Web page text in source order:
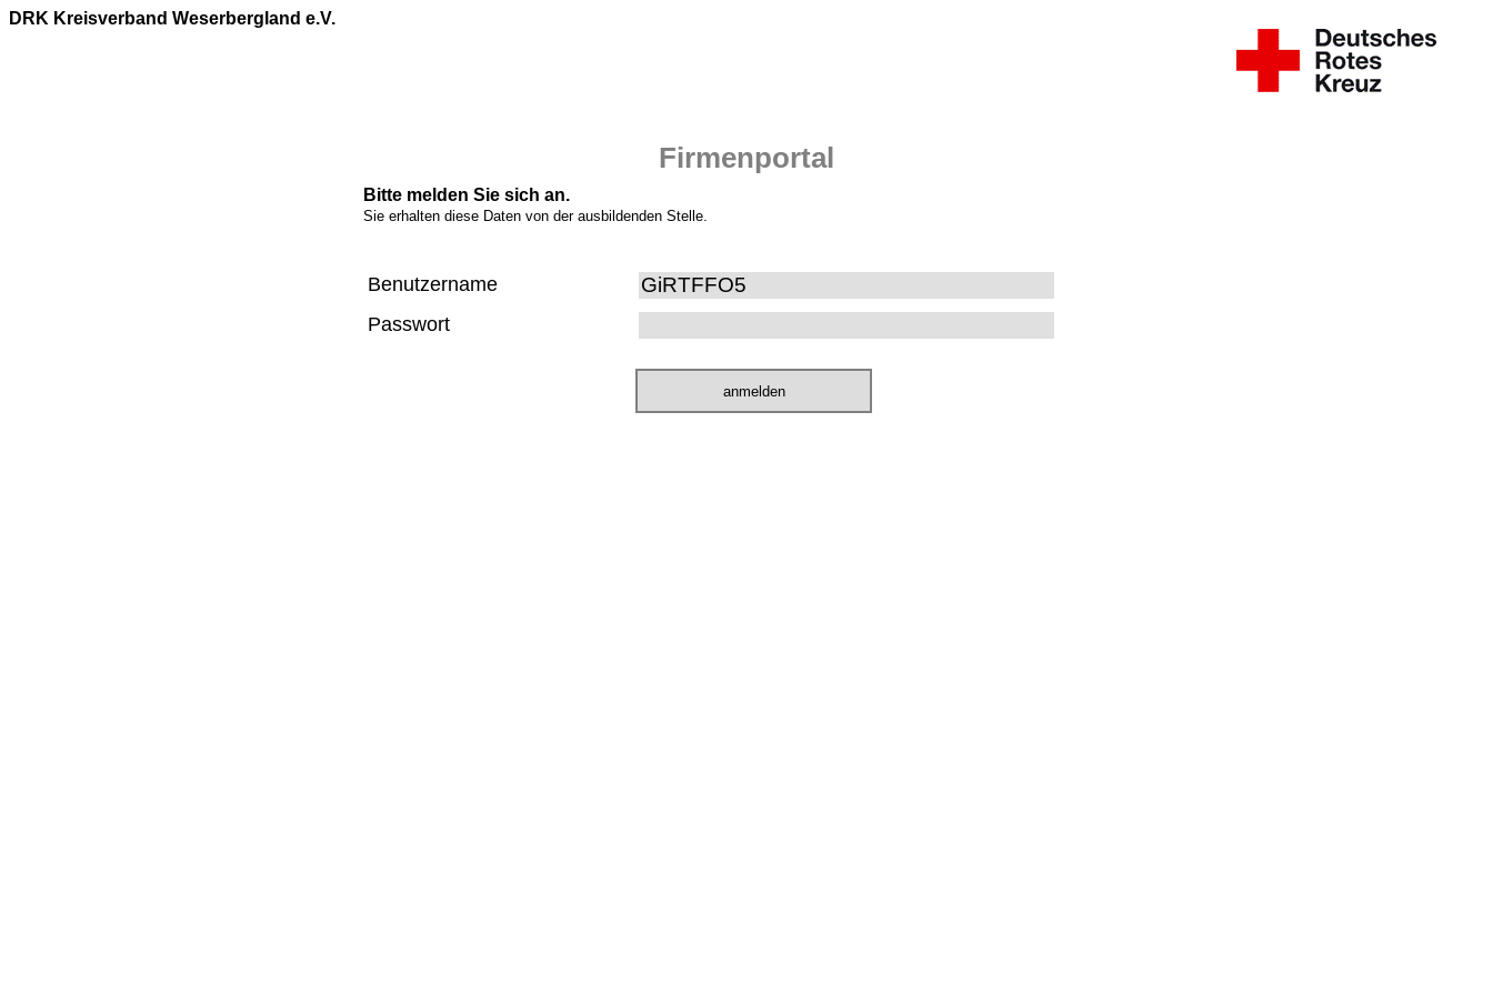
DRK Kreisverband Weserbergland e.V.
Firmenportal
Bitte melden Sie sich an.
Sie erhalten diese Daten von der ausbildenden Stelle.
Benutzername
Passwort